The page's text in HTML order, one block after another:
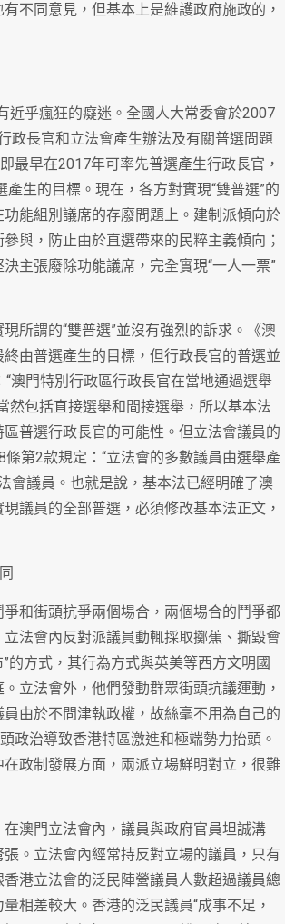
不同意見，但基本上是維護政府施政的，
近乎瘋狂的癡迷。全國人大常委會於2007
政長官和立法會產生辦法及有關普選問題
最早在2017年可率先普選產生行政長官，
生的目標。現在，各方對實現“雙普選”的
能組別議席的存廢問題上。建制派傾向於
與，防止由於直選帶來的民粹主義傾向；
主張廢除功能議席，完全實現“一人一票”
所謂的“雙普選”並沒有強烈的訴求。《澳
由普選產生的目標，但行政長官的普選並
澳門特別行政區行政長官在當地通過選舉
然包括直接選舉和間接選舉，所以基本法
普選行政長官的可能性。但立法會議員的
第2款規定：“立法會的多數議員由選舉產
會議員。也就是說，基本法已經明確了澳
議員的全部普選，必須修改基本法正文，
和街頭抗爭兩個場合，兩個場合的鬥爭都
法會內反對派議員動輒採取擲蕉、撕毀會
的方式，其行為方式與英美等西方文明國
立法會外，他們發動群眾街頭抗議運動，
由於不問津執政權，故絲毫不用為自己的
政治導致香港特區激進和極端勢力抬頭。
政制發展方面，兩派立場鮮明對立，很難
澳門立法會內，議員與政府官員坦誠溝
。立法會內經常持反對立場的議員，只有
港立法會的泛民陣營議員人數超過議員總
相差較大。香港的泛民議員“成事不足，